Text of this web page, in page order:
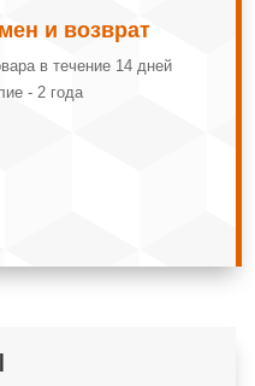
и возврат
в тeчeниe 14 днeй
- 2 года